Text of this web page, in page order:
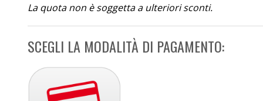
La quota non è soggetta a ulteriori sconti.
SCEGLI LA MODALITÀ DI PAGAMENTO: